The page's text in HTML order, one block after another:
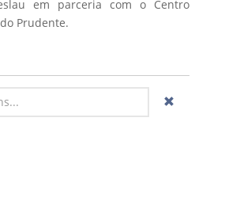
em parceria com o Centro
Prudente.